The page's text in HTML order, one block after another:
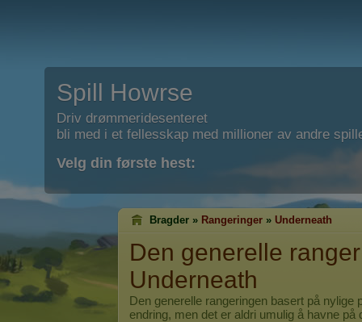
Spill Howrse
Driv drømmeridesenteret
bli med i et fellesskap med millioner av andre
Velg din første hest:
Bragder » Rangeringer » Underneath
Den generelle
Underneath
Den generelle rangeringen basert på nylige
endring, men det er aldri umulig å havne på